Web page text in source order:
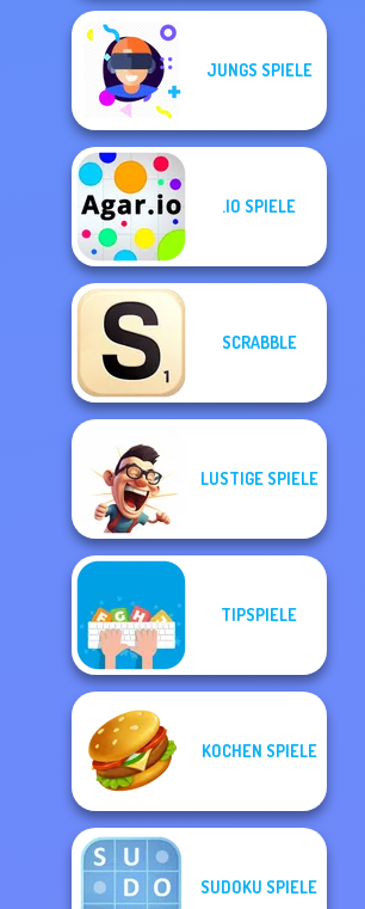
JUNGS SPIELE
.IO SPIELE
SCRABBLE
LUSTIGE SPIELE
TIPSPIELE
KOCHEN SPIELE
SUDOKU SPIELE